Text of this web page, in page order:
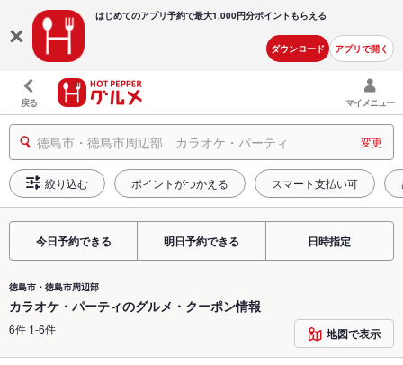
はじめてのアプリ予約で最大1,000円分ポイントもらえる
ダウンロード アプリで開く
戻る マイメニュー
徳島市・徳島市周辺部 カラオケ・パーティ 変更
絞り込む ポイントがつかえる スマート支払い可
今日予約できる 明日予約できる 日時指定
徳島市・徳島市周辺部
カラオケ・パーティのグルメ・クーポン情報
6件 1-6件 地図で表示